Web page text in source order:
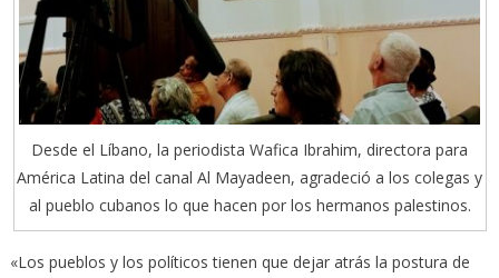
Desde el Líbano, la periodista Wafica Ibrahim, directora para
América Latina del canal Al Mayadeen, agradeció a los colegas y
al pueblo cubanos lo que hacen por los hermanos palestinos.
«Los pueblos y los políticos tienen que dejar atrás la postura de